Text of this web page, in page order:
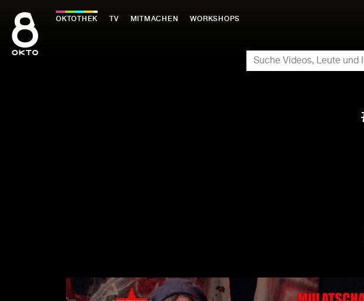
Inhalt
springen
OKTOTHEK TV MITMACHEN WORKSHOPS
SUCHE